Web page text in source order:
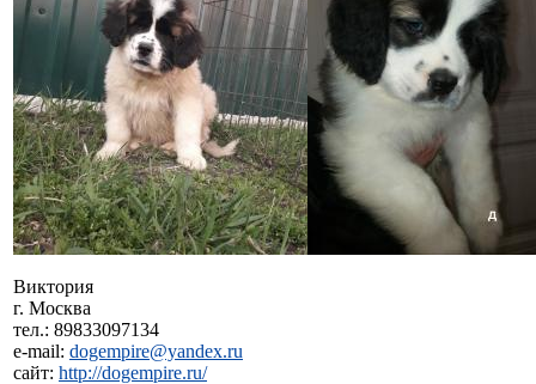
Виктория
г. Москва
тел.: 89833097134
e-mail: dogempire@yandex.ru
сайт: http://dogempire.ru/